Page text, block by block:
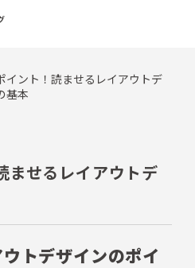
イント！読ませるレイアウトデ
基本
ませるレイアウトデ
トデザインのポイ